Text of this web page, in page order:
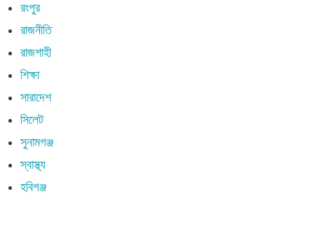
রংপুর
রাজনীতি
রাজশাহী
শিক্ষা
সারাদেশ
সিলেট
সুনামগঞ্জ
স্বাস্থ্য
হবিগঞ্জ